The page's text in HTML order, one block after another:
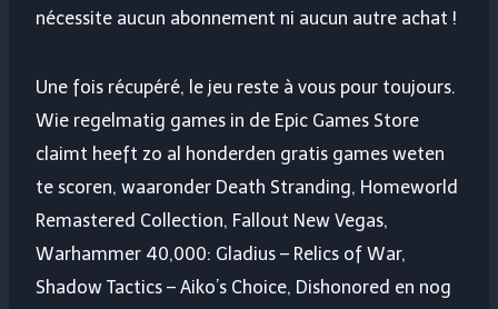
nécessite aucun abonnement ni aucun autre achat !
Une fois récupéré, le jeu reste à vous pour toujours.
Wie regelmatig games in de Epic Games Store
claimt heeft zo al honderden gratis games weten
te scoren, waaronder Death Stranding, Homeworld
Remastered Collection, Fallout New Vegas,
Warhammer 40,000: Gladius – Relics of War,
Shadow Tactics – Aiko’s Choice, Dishonored en nog